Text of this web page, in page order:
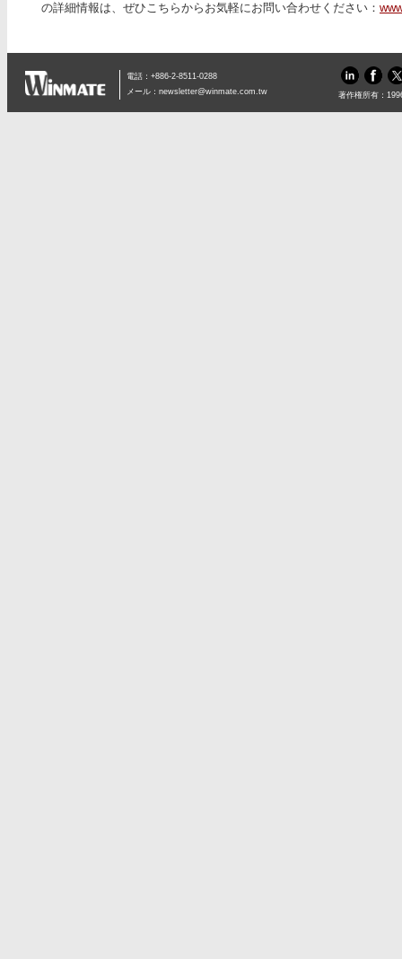
の詳細情報は、ぜひこちらからお気軽にお問い合わせください：
電話：+886-2-8511-0288
メール： newsletter@winmate.com.tw 著作権所有：